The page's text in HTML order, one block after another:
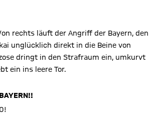
rechts läuft der Angriff der Bayern, den
unglücklich direkt in die Beine von
dringt in den Strafraum ein, umkurvt
ein ins leere Tor.